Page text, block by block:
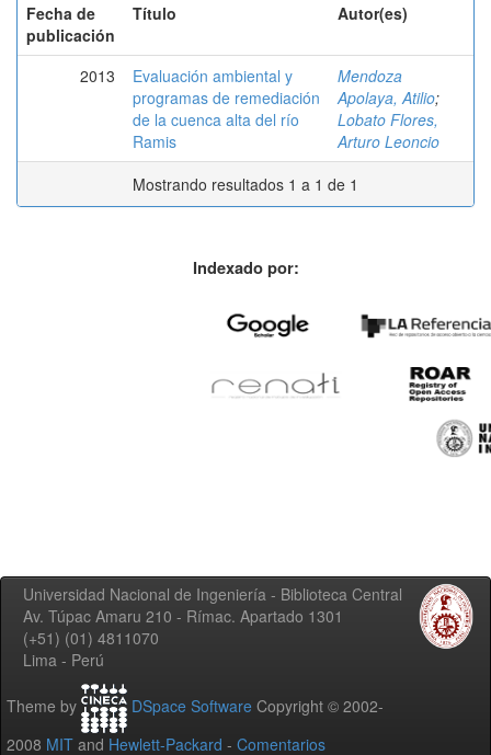
Fecha de
publicación
Título Autor(es)
2013
Evaluación ambiental y
programas de remediación
de la cuenca alta del río
Ramis
Mendoza
Apolaya, Atilio;
Lobato Flores,
Arturo Leoncio
Mostrando resultados 1 a 1 de 1
Indexado por:
Universidad Nacional de Ingeniería - Biblioteca Central
Av. Túpac Amaru 210 - Rímac. Apartado 1301
(+51) (01) 4811070
Lima - Perú
Theme by DSpace Software Copyright © 2002-
2008 MIT and Hewlett-Packard - Comentarios